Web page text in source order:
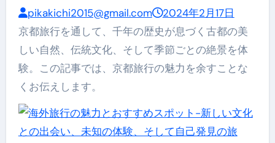
pikakichi2015@gmail.com
2024年2月17日
京都旅行を通して、千年の歴史が息づく古都の美
しい自然、伝統文化、そして季節ごとの絶景を体
験。この記事では、京都旅行の魅力を余すことな
くお伝えします。